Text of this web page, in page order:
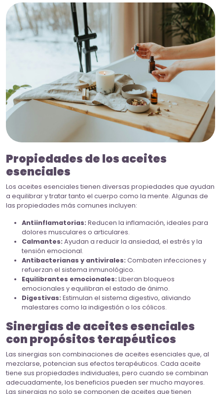
Propiedades de los aceites
esenciales
Los aceites esenciales tienen diversas propiedades que ayudan
a equilibrar y tratar tanto el cuerpo como la mente. Algunas de
las propiedades más comunes incluyen:
Antiinflamatorias: Reducen la inflamación, ideales para
dolores musculares o articulares.
Calmantes: Ayudan a reducir la ansiedad, el estrés y la
tensión emocional.
Antibacterianas y antivirales: Combaten infecciones y
refuerzan el sistema inmunológico.
Equilibrantes emocionales: Liberan bloqueos
emocionales y equilibran el estado de ánimo.
Digestivas: Estimulan el sistema digestivo, aliviando
malestares como la indigestión o los cólicos.
Sinergias de aceites esenciales
con propósitos terapéuticos
Las sinergias son combinaciones de aceites esenciales que, al
mezclarse, potencian sus efectos terapéuticos. Cada aceite
tiene sus propiedades individuales, pero cuando se combinan
adecuadamente, los beneficios pueden ser mucho mayores.
Las sinergias no solo se componen de aceites que tienen